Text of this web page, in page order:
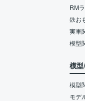
RM
鉄お
実車
模型
模
模型
モデ